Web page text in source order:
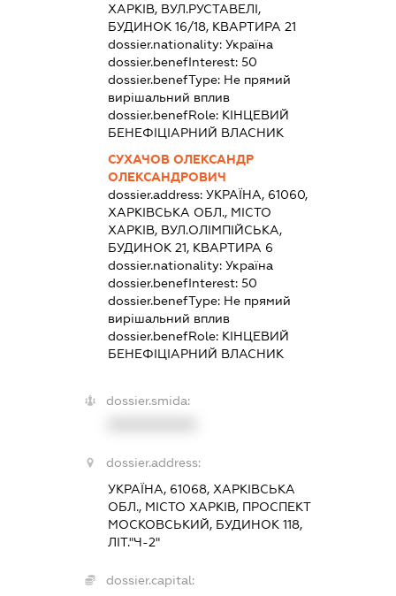
ХАРКІВ, ВУЛ.РУСТАВЕЛІ,
БУДИНОК 16/18, КВАРТИРА 21
dossier.nationality: Україна
dossier.benefInterest: 50
dossier.benefType: Не прямий
вирішальний вплив
dossier.benefRole: КІНЦЕВИЙ
БЕНЕФІЦІАРНИЙ ВЛАСНИК
СУХАЧОВ ОЛЕКСАНДР
ОЛЕКСАНДРОВИЧ
dossier.address: УКРАЇНА, 61060,
ХАРКІВСЬКА ОБЛ., МІСТО
ХАРКІВ, ВУЛ.ОЛІМПІЙСЬКА,
БУДИНОК 21, КВАРТИРА 6
dossier.nationality: Україна
dossier.benefInterest: 50
dossier.benefType: Не прямий
вирішальний вплив
dossier.benefRole: КІНЦЕВИЙ
БЕНЕФІЦІАРНИЙ ВЛАСНИК
dossier.smida:
dossier.address:
УКРАЇНА, 61068, ХАРКІВСЬКА
ОБЛ., МІСТО ХАРКІВ, ПРОСПЕКТ
МОСКОВСЬКИЙ, БУДИНОК 118,
ЛІТ."Ч-2"
dossier.capital: